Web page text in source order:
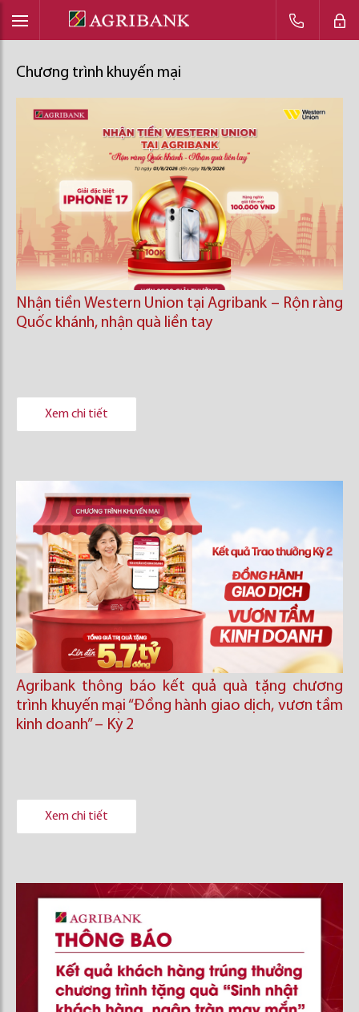
Chương trình khuyến mại
Nhận tiền Western Union tại Agribank – Rộn ràng
Quốc khánh, nhận quà liền tay
Xem chi tiết
Agribank thông báo kết quả quà tặng chương
trình khuyến mại “Đồng hành giao dịch, vươn tầm
kinh doanh’’ – Kỳ 2
Xem chi tiết